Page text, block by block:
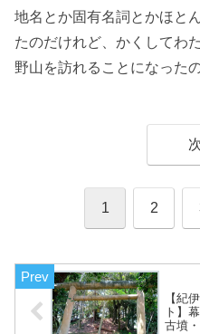
地名とか固有名詞とかほと
たのだけれど、かくしてわ
野山を訪れることになった
1 2
【紀
ト】
古墳